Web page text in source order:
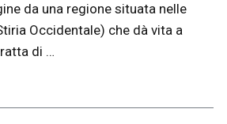
da una regione situata nelle
Occidentale) che dà vita a
di …